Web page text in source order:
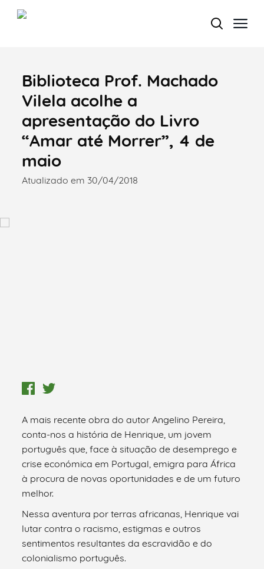
Termo de Pesquisa
Categorias gerais
Biblioteca Prof. Machado
Vilela acolhe a
apresentação do Livro
“Amar até Morrer”, 4 de
maio
Atualizado em 30/04/2018
A mais recente obra do autor Angelino Pereira,
conta-nos a história de Henrique, um jovem
português que, face à situação de desemprego e
crise económica em Portugal, emigra para África
à procura de novas oportunidades e de um futuro
melhor.
Nessa aventura por terras africanas, Henrique vai
lutar contra o racismo, estigmas e outros
sentimentos resultantes da escravidão e do
colonialismo português.